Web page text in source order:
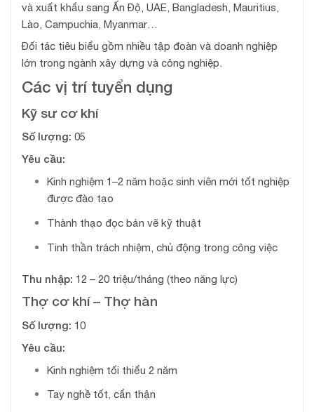
và xuất khẩu sang Ấn Độ, UAE, Bangladesh, Mauritius,
Lào, Campuchia, Myanmar…
Đối tác tiêu biểu gồm nhiều tập đoàn và doanh nghiệp
lớn trong ngành xây dựng và công nghiệp.
Các vị trí tuyển dụng
Kỹ sư cơ khí
Số lượng: 05
Yêu cầu:
Kinh nghiệm 1–2 năm hoặc sinh viên mới tốt nghiệp
được đào tạo
Thành thạo đọc bản vẽ kỹ thuật
Tinh thần trách nhiệm, chủ động trong công việc
Thu nhập: 12 – 20 triệu/tháng (theo năng lực)
Thợ cơ khí – Thợ hàn
Số lượng: 10
Yêu cầu:
Kinh nghiệm tối thiểu 2 năm
Tay nghề tốt, cẩn thận